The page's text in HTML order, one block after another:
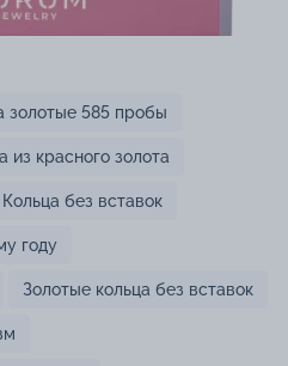
золотые 585 пробы
из красного золота
Кольца без вставок
году
Золотые кольца без вставок